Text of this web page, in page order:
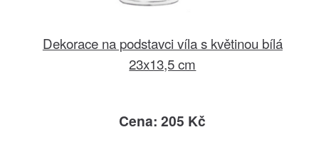
Dekorace na podstavci víla s květinou bílá
23x13,5 cm
Cena: 205 Kč